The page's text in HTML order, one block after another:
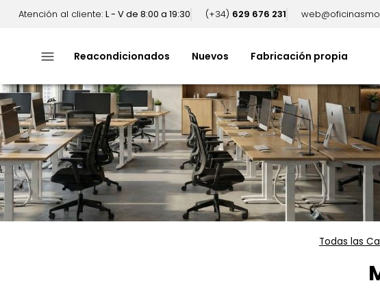
Atención al cliente: L - V de 8:00 a 19:30 (+34) 629 676 231
menu Reacondicionados Nuevos Fabricación propia
Todas las